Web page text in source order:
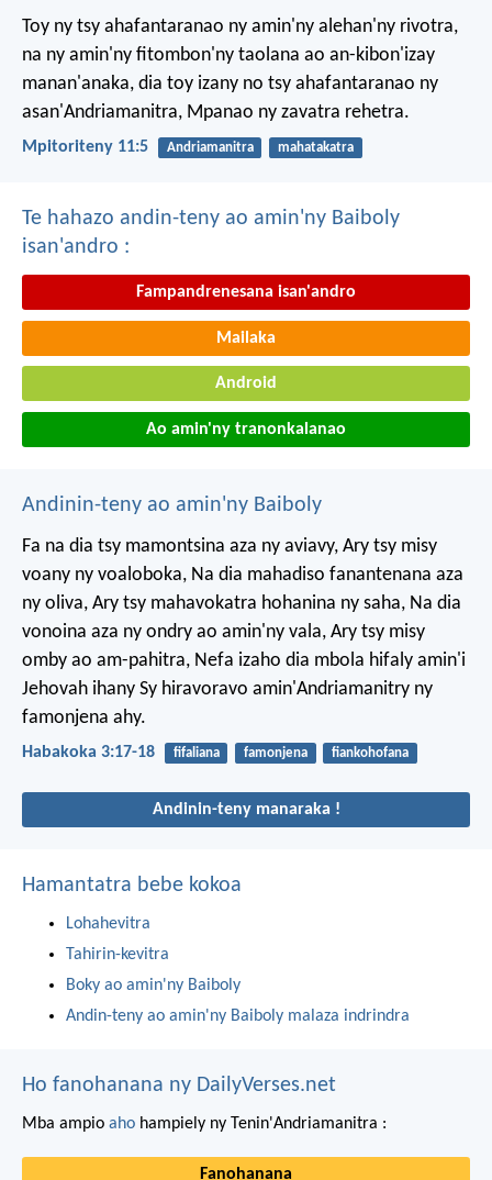
Toy ny tsy ahafantaranao ny amin'ny alehan'ny rivotra,
na ny amin'ny fitombon'ny taolana ao an-kibon'izay
manan'anaka, dia toy izany no tsy ahafantaranao ny
asan'Andriamanitra, Mpanao ny zavatra rehetra.
Mpitoriteny 11:5 Andriamanitra mahatakatra
Te hahazo andin-teny ao amin'ny Baiboly
isan'andro :
Fampandrenesana isan'andro
Mailaka
Android
Ao amin'ny tranonkalanao
Andinin-teny ao amin'ny Baiboly
Fa na dia tsy mamontsina aza ny aviavy, Ary tsy misy
voany ny voaloboka, Na dia mahadiso fanantenana aza
ny oliva, Ary tsy mahavokatra hohanina ny saha, Na dia
vonoina aza ny ondry ao amin'ny vala, Ary tsy misy
omby ao am-pahitra, Nefa izaho dia mbola hifaly amin'i
Jehovah ihany Sy hiravoravo amin'Andriamanitry ny
famonjena ahy.
Habakoka 3:17-18 fifaliana famonjena fiankohofana
Andinin-teny manaraka !
Hamantatra bebe kokoa
Lohahevitra
Tahirin-kevitra
Boky ao amin'ny Baiboly
Andin-teny ao amin'ny Baiboly malaza indrindra
Ho fanohanana ny DailyVerses.net
Mba ampio aho hampiely ny Tenin'Andriamanitra :
Fanohanana